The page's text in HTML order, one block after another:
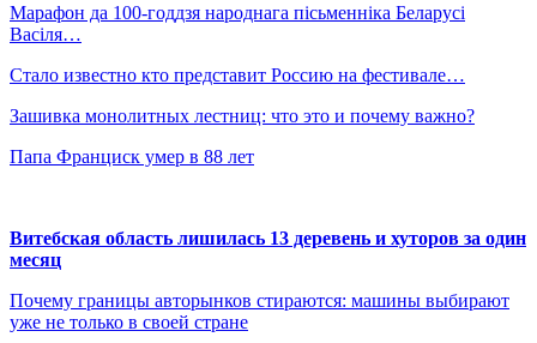
Марафон да 100-годдзя народнага пісьменніка Беларусі
Васіля…
Стало известно кто представит Россию на фестивале…
Зашивка монолитных лестниц: что это и почему важно?
Папа Франциск умер в 88 лет
Витебская область лишилась 13 деревень и хуторов за один
месяц
Почему границы авторынков стираются: машины выбирают
уже не только в своей стране